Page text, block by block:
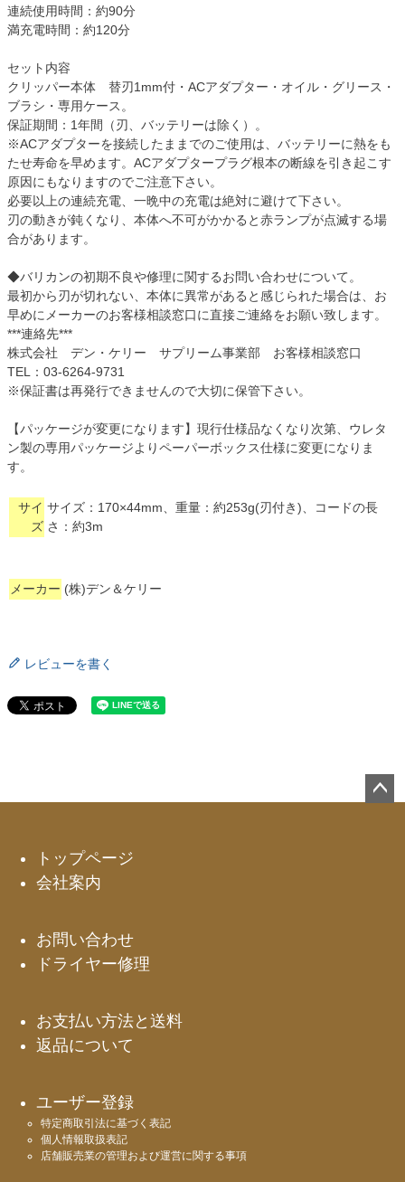
連続使用時間：約90分
満充電時間：約120分
セット内容
クリッパー本体 替刃1mm付・ACアダプター・オイル・グリース・
ブラシ・専用ケース。
保証期間：1年間（刃、バッテリーは除く）。
※ACアダプターを接続したままでのご使用は、バッテリーに熱をも
たせ寿命を早めます。ACアダプタープラグ根本の断線を引き起こす
原因にもなりますのでご注意下さい。
必要以上の連続充電、一晩中の充電は絶対に避けて下さい。
刃の動きが鈍くなり、本体へ不可がかかると赤ランプが点滅する場
合があります。
◆バリカンの初期不良や修理に関するお問い合わせについて。
最初から刃が切れない、本体に異常があると感じられた場合は、お
早めにメーカーのお客様相談窓口に直接ご連絡をお願い致します。
***連絡先***
株式会社 デン・ケリー サプリーム事業部 お客様相談窓口
TEL：03-6264-9731
※保証書は再発行できませんので大切に保管下さい。
【パッケージが変更になります】現行仕様品なくなり次第、ウレタ
ン製の専用パッケージよりペーパーボックス仕様に変更になりま
す。
サイ
ズ
サイズ：170×44mm、重量：約253g(刃付き)、コードの長
さ：約3m
メーカー (株)デン＆ケリー
レビューを書く
トップページ
会社案内
お問い合わせ
ドライヤー修理
お支払い方法と送料
返品について
ユーザー登録
特定商取引法に基づく表記
個人情報取扱表記
店舗販売業の管理および運営に関する事項